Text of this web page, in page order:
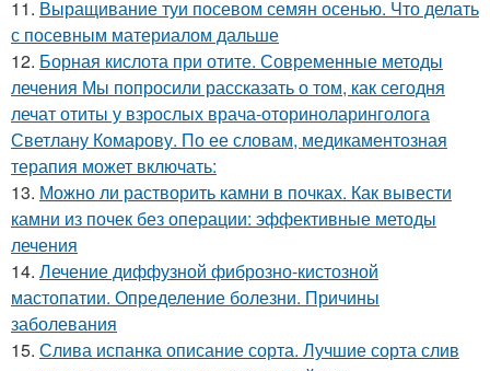
11. Выращивание туи посевом семян осенью. Что делать
с посевным материалом дальше
12. Борная кислота при отите. Современные методы
лечения Мы попросили рассказать о том, как сегодня
лечат отиты у взрослых врача-оториноларинголога
Светлану Комарову. По ее словам, медикаментозная
терапия может включать:
13. Можно ли растворить камни в почках. Как вывести
камни из почек без операции: эффективные методы
лечения
14. Лечение диффузной фиброзно-кистозной
мастопатии. Определение болезни. Причины
заболевания
15. Слива испанка описание сорта. Лучшие сорта слив